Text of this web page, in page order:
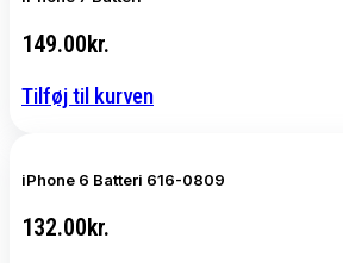
149.00kr.
Tilføj til kurven
iPhone 6 Batteri 616-0809
132.00kr.